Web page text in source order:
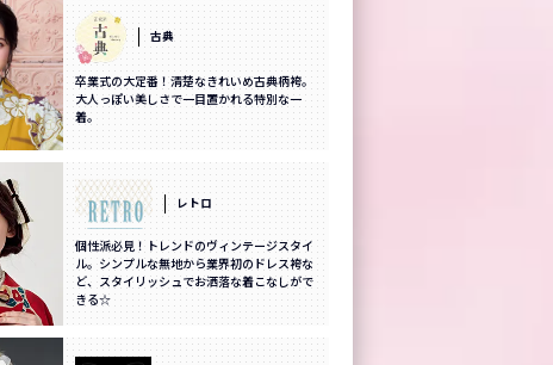
古典
卒業式の大定番！清楚なきれいめ古典柄袴。
大人っぽい美しさで一目置かれる特別な一
着。
レトロ
個性派必見！トレンドのヴィンテージスタイ
ル。シンプルな無地から業界初のドレス袴な
ど、スタイリッシュでお洒落な着こなしがで
きる☆